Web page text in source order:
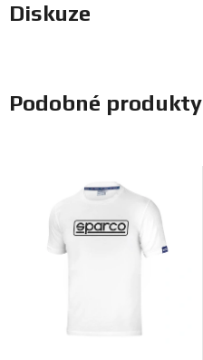
Diskuze
Podobné produkty